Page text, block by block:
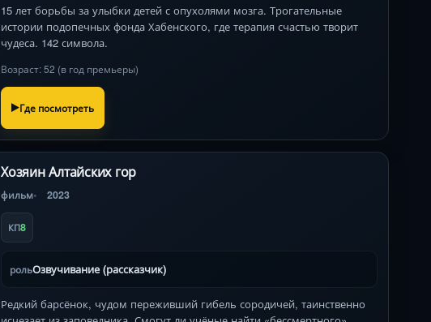
15 лет борьбы за улыбки детей с опухолями мозга. Трогательные
истории подопечных фонда Хабенского, где терапия счастью творит
чудеса. 142 символа.
Возраст: 52 (в год премьеры)
Где посмотреть
Хозяин Алтайских гор
фильм 2023
КП8
рольОзвучивание (рассказчик)
Редкий барсёнок, чудом переживший гибель сородичей, таинственно